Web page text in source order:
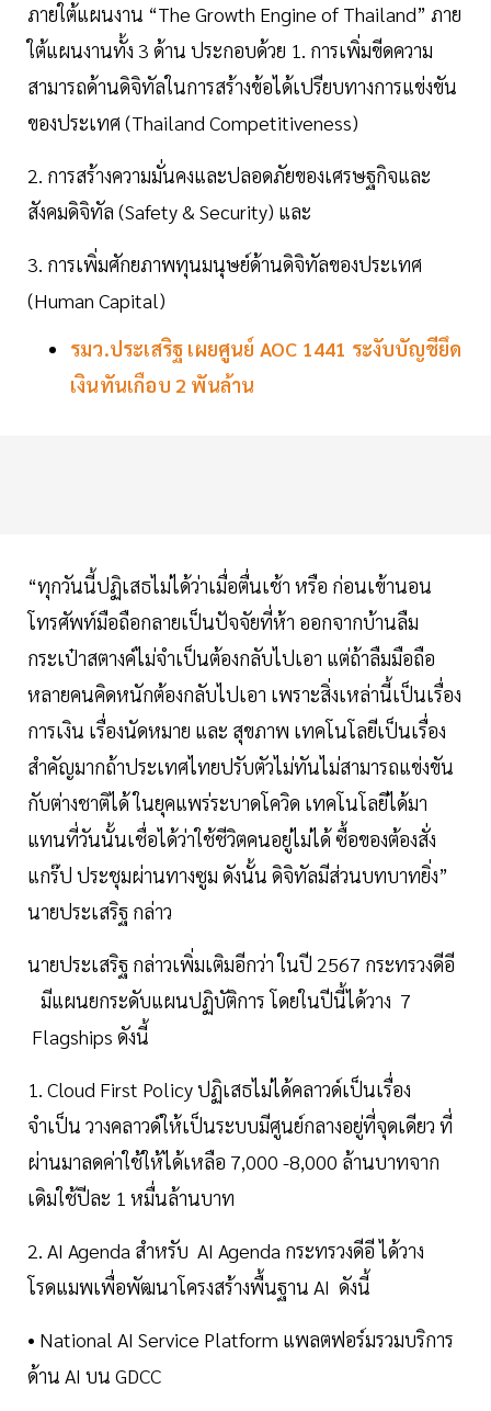
ภายใต้แผนงาน “The Growth Engine of Thailand” ภาย
ใต้แผนงานทั้ง 3 ด้าน ประกอบด้วย 1. การเพิ่มขีดความ
สามารถด้านดิจิทัลในการสร้างข้อได้เปรียบทางการแข่งขัน
ของประเทศ (Thailand Competitiveness)
2. การสร้างความมั่นคงและปลอดภัยของเศรษฐกิจและ
สังคมดิจิทัล (Safety & Security) และ
3. การเพิ่มศักยภาพทุนมนุษย์ด้านดิจิทัลของประเทศ
(Human Capital)
รมว.ประเสริฐ เผยศูนย์ AOC 1441 ระงับบัญชียึด
เงินทันเกือบ 2 พันล้าน
“ทุกวันนี้ปฏิเสธไม่ได้ว่าเมื่อตื่นเช้า หรือ ก่อนเข้านอน
โทรศัพท์มือถือกลายเป็นปัจจัยที่ห้า ออกจากบ้านลืม
กระเป๋าสตางค์ไม่จำเป็นต้องกลับไปเอา แต่ถ้าลืมมือถือ
หลายคนคิดหนักต้องกลับไปเอา เพราะสิ่งเหล่านี้เป็นเรื่อง
การเงิน เรื่องนัดหมาย และ สุขภาพ เทคโนโลยีเป็นเรื่อง
สำคัญมากถ้าประเทศไทยปรับตัวไม่ทันไม่สามารถแข่งขัน
กับต่างชาติได้ ในยุคแพร่ระบาดโควิด เทคโนโลยีได้มา
แทนที่วันนั้นเชื่อได้ว่าใช้ชีวิตคนอยู่ไม่ได้ ซื้อของต้องสั่ง
แกร๊ป ประชุมผ่านทางซูม ดังนั้น ดิจิทัลมีส่วนบทบาทยิ่ง”
นายประเสริฐ กล่าว
นายประเสริฐ กล่าวเพิ่มเติมอีกว่า ในปี 2567 กระทรวงดีอี
มีแผนยกระดับแผนปฏิบัติการ โดยในปีนี้ได้วาง 7
Flagships ดังนี้
1. Cloud First Policy ปฏิเสธไม่ได้คลาวด์เป็นเรื่อง
จำเป็น วางคลาวด์ให้เป็นระบบมีศูนย์กลางอยู่ที่จุดเดียว ที่
ผ่านมาลดค่าใช้ให้ได้เหลือ 7,000 -8,000 ล้านบาทจาก
เดิมใช้ปีละ 1 หมื่นล้านบาท
2. AI Agenda สำหรับ AI Agenda กระทรวงดีอี ได้วาง
โรดแมพเพื่อพัฒนาโครงสร้างพื้นฐาน AI ดังนี้
• National AI Service Platform แพลตฟอร์มรวมบริการ
ด้าน AI บน GDCC